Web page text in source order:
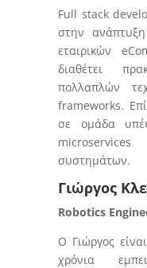
Full stack
στην
εταιρικών
διαθέτει
πολλαπλών
frameworks.
σε ομάδα
συστημάτων.
Γιώργος
Robotics
Ο Γιώργος
χρόνια